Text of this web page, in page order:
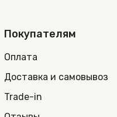
Покупателям
Оплата
Доставка и самовывоз
Trade-in